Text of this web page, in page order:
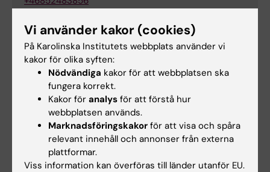
mandana.fallahpour@ki.se
Lisette Eloisa Farias Vera
Examinator
Telefon:
+46852483685
E-post:
lisette.farias.vera@ki.se
Vi använder kakor (cookies)
På Karolinska Institutets webbplats använder vi
kakor för olika syften:
Nödvändiga kakor för att webbplatsen ska
fungera korrekt.
Kakor för analys för att förstå hur
webbplatsen används.
Marknadsföringskakor för att visa och spåra
relevant innehåll och annonser från externa
plattformar.
Viss information kan överföras till länder utanför EU.